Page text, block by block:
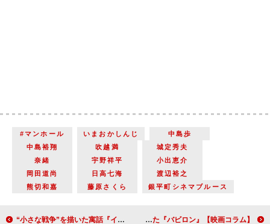
#マンホール いまおかしんじ
中島歩
中島裕翔
吹越満
城定秀夫
奈緒
宇野祥平
小出恵介
岡田道尚
日高七海
渡辺裕之
熊切和嘉
藤原さくら 銀平町シネマブルース
“小さな戦争”を描いた寓話『イニシェリン島の精霊』／ビートルズが今も愛される理由とは『ミスタームーンライト 1966 ザ・ビートルズ武道館公演 みんなで見た夢』【映画コラム】 1920年代、ゴージャスでクレイジーな映画業界の裏側を描いた『バビロン』【映画コラム】